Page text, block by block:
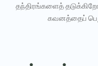
தந்திரங்களைத்
கவனத்தைப்